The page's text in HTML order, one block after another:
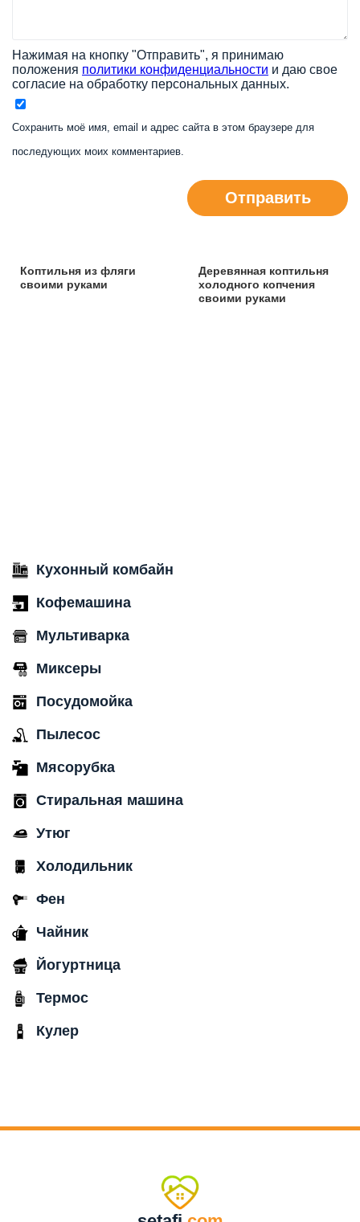
Нажимая на кнопку "Отправить", я принимаю
положения политики конфиденциальности и даю свое
согласие на обработку персональных данных.
Сохранить моё имя, email и адрес сайта в этом браузере для
последующих моих комментариев.
Отправить
Коптильня из фляги
своими руками
Деревянная коптильня
холодного копчения
своими руками
Кухонный комбайн
Кофемашина
Мультиварка
Миксеры
Посудомойка
Пылесос
Мясорубка
Стиральная машина
Утюг
Холодильник
Фен
Чайник
Йогуртница
Термос
Кулер